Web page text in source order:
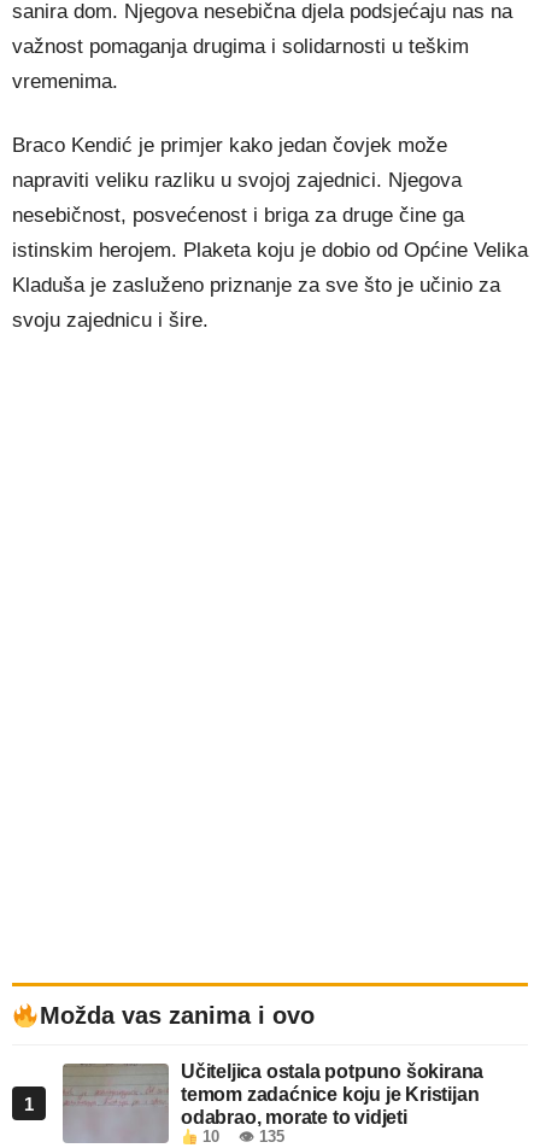
sanira dom. Njegova nesebična djela podsjećaju nas na
važnost pomaganja drugima i solidarnosti u teškim
vremenima.
Braco Kendić je primjer kako jedan čovjek može
napraviti veliku razliku u svojoj zajednici. Njegova
nesebičnost, posvećenost i briga za druge čine ga
istinskim herojem. Plaketa koju je dobio od Općine Velika
Kladuša je zasluženo priznanje za sve što je učinio za
svoju zajednicu i šire.
Možda vas zanima i ovo
1
Učiteljica ostala potpuno šokirana
temom zadaćnice koju je Kristijan
odabrao, morate to vidjeti
10 👁 135